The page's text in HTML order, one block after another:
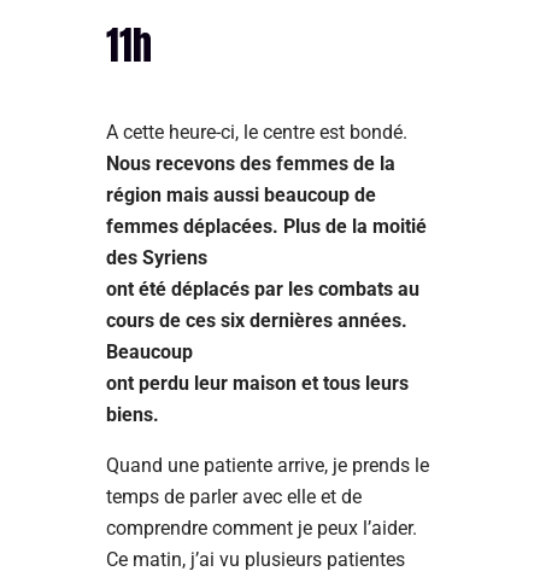
11h
A cette heure-ci, le centre est bondé.
Nous recevons des femmes de la
région mais aussi beaucoup de
femmes déplacées. Plus de la moitié
des Syriens
ont été déplacés par les combats au
cours de ces six dernières années.
Beaucoup
ont perdu leur maison et tous leurs
biens.
Quand une patiente arrive, je prends le
temps de parler avec elle et de
comprendre comment je peux l’aider.
Ce matin, j’ai vu plusieurs patientes